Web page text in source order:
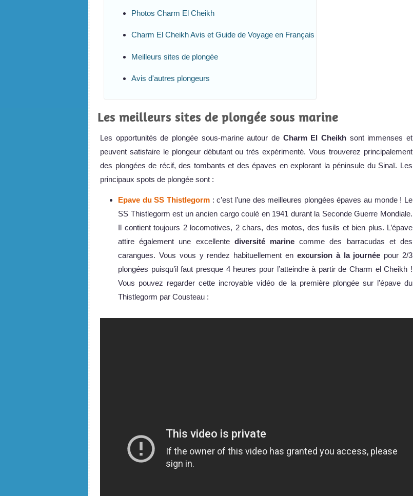
Photos Charm El Cheikh
Charm El Cheikh Avis et Guide de Voyage en Français
Meilleurs sites de plongée
Avis d'autres plongeurs
Les meilleurs sites de plongée sous marine
Les opportunités de plongée sous-marine autour de Charm El Cheikh sont immenses et
peuvent satisfaire le plongeur débutant ou très expérimenté. Vous trouverez principalement
des plongées de récif, des tombants et des épaves en explorant la péninsule du Sinaï. Les
principaux spots de plongée sont :
Epave du SS Thistlegorm : c’est l’une des meilleures plongées épaves au monde ! Le
SS Thistlegorm est un ancien cargo coulé en 1941 durant la Seconde Guerre Mondiale.
Il contient toujours 2 locomotives, 2 chars, des motos, des fusils et bien plus. L’épave
attire également une excellente diversité marine comme des barracudas et des
carangues. Vous vous y rendez habituellement en excursion à la journée pour 2/3
plongées puisqu’il faut presque 4 heures pour l’atteindre à partir de Charm el Cheikh !
Vous pouvez regarder cette incroyable vidéo de la première plongée sur l’épave du
Thistlegorm par Cousteau :